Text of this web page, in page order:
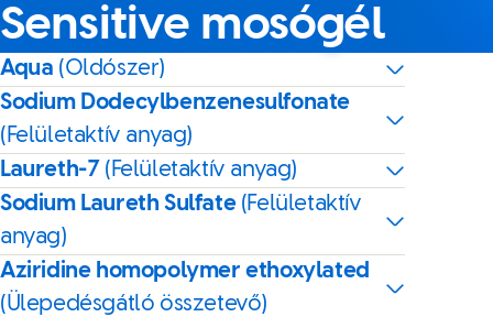
Sensitive mosógél
Aqua (Oldószer)
Sodium Dodecylbenzenesulfonate
(Felületaktív anyag)
Laureth-7 (Felületaktív anyag)
Sodium Laureth Sulfate (Felületaktív
anyag)
Aziridine homopolymer ethoxylated
(Ülepedésgátló összetevő)